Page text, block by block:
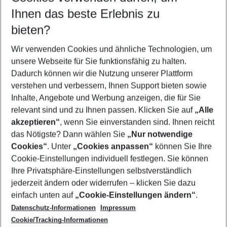
Reisezeitraum wählen
10.08.26– 08.08.27 5-8 Nächte
2 Erwachsene Keine Kinder
Mehr Filter anzeigen
Footer
Footer navigation
Über uns
AGB
Cookie-Einstellungen ändern
Cookie-Richtlinie
Datenschutz
Service & Hilfe
Barrierefreies Reisen
Check-in
Folgen Sie uns
Ihnen das beste Erlebnis zu
bieten?
Wir verwenden Cookies und ähnliche Technologien, um
unsere Webseite für Sie funktionsfähig zu halten.
Dadurch können wir die Nutzung unserer Plattform
verstehen und verbessern, Ihnen Support bieten sowie
Inhalte, Angebote und Werbung anzeigen, die für Sie
relevant sind und zu Ihnen passen. Klicken Sie auf „Alle
akzeptieren“, wenn Sie einverstanden sind. Ihnen reicht
das Nötigste? Dann wählen Sie „Nur notwendige
Cookies“. Unter „Cookies anpassen“ können Sie Ihre
Cookie-Einstellungen individuell festlegen. Sie können
Ihre Privatsphäre-Einstellungen selbstverständlich
jederzeit ändern oder widerrufen – klicken Sie dazu
einfach unten auf „Cookie-Einstellungen ändern“.
Datenschutz-Informationen
Impressum
Cookie/Tracking-Informationen